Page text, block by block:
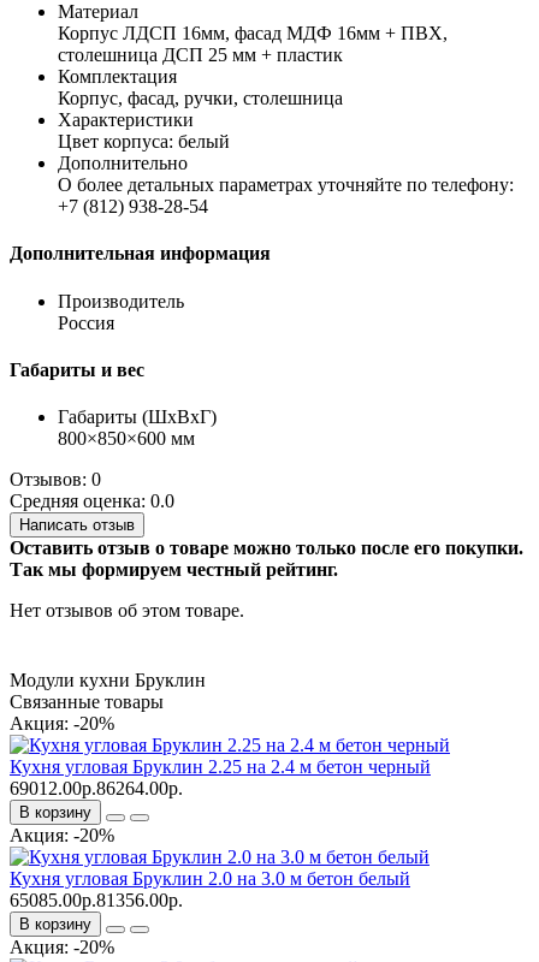
Материал
Корпус ЛДСП 16мм, фасад МДФ 16мм + ПВХ,
столешница ДСП 25 мм + пластик
Комплектация
Корпус, фасад, ручки, столешница
Характеристики
Цвет корпуса: белый
Дополнительно
О более детальных параметрах уточняйте по телефону:
+7 (812) 938-28-54
Дополнительная информация
Производитель
Россия
Габариты и вес
Габариты (ШхВхГ)
800×850×600 мм
Отзывов: 0
Средняя оценка: 0.0
Написать отзыв
Оставить отзыв о товаре можно только после его покупки.
Так мы формируем честный рейтинг.
Нет отзывов об этом товаре.
Модули кухни Бруклин
Связанные товары
Акция: -20%
Кухня угловая Бруклин 2.25 на 2.4 м бетон черный
69012.00р.86264.00р.
В корзину
Акция: -20%
Кухня угловая Бруклин 2.0 на 3.0 м бетон белый
65085.00р.81356.00р.
В корзину
Акция: -20%